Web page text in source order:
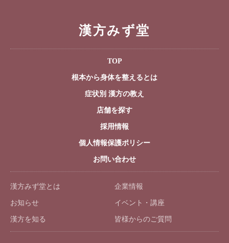
漢方みず堂
TOP
根本から身体を整えるとは
症状別 漢方の教え
店舗を探す
採用情報
個人情報保護ポリシー
お問い合わせ
漢方みず堂とは 企業情報
お知らせ イベント・講座
漢方を知る 皆様からのご質問